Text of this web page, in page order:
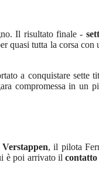
Il risultato finale -
quasi tutta la corsa con
a conquistare sette
compromessa in un
, il pilota
è poi arrivato ilcontatto